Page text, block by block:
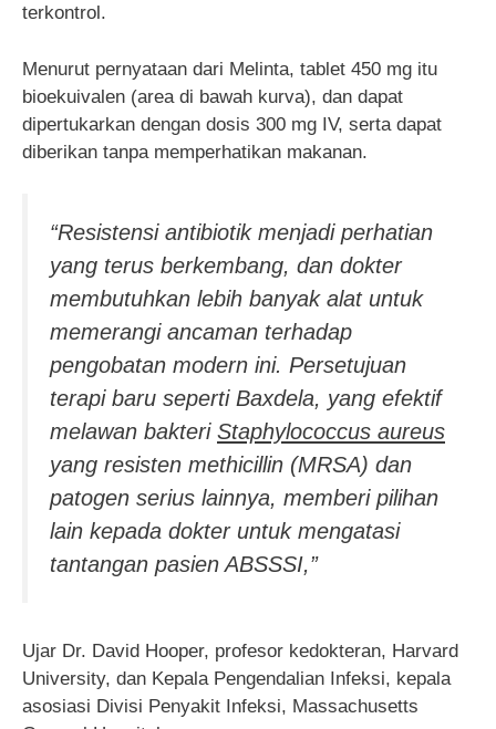
terkontrol.
Menurut pernyataan dari Melinta, tablet 450 mg itu
bioekuivalen (area di bawah kurva), dan dapat
dipertukarkan dengan dosis 300 mg IV, serta dapat
diberikan tanpa memperhatikan makanan.
“Resistensi antibiotik menjadi perhatian
yang terus berkembang, dan dokter
membutuhkan lebih banyak alat untuk
memerangi ancaman terhadap
pengobatan modern ini. Persetujuan
terapi baru seperti Baxdela, yang efektif
melawan bakteri Staphylococcus aureus
yang resisten methicillin (MRSA) dan
patogen serius lainnya, memberi pilihan
lain kepada dokter untuk mengatasi
tantangan pasien ABSSSI,”
Ujar Dr. David Hooper, profesor kedokteran, Harvard
University, dan Kepala Pengendalian Infeksi, kepala
asosiasi Divisi Penyakit Infeksi, Massachusetts